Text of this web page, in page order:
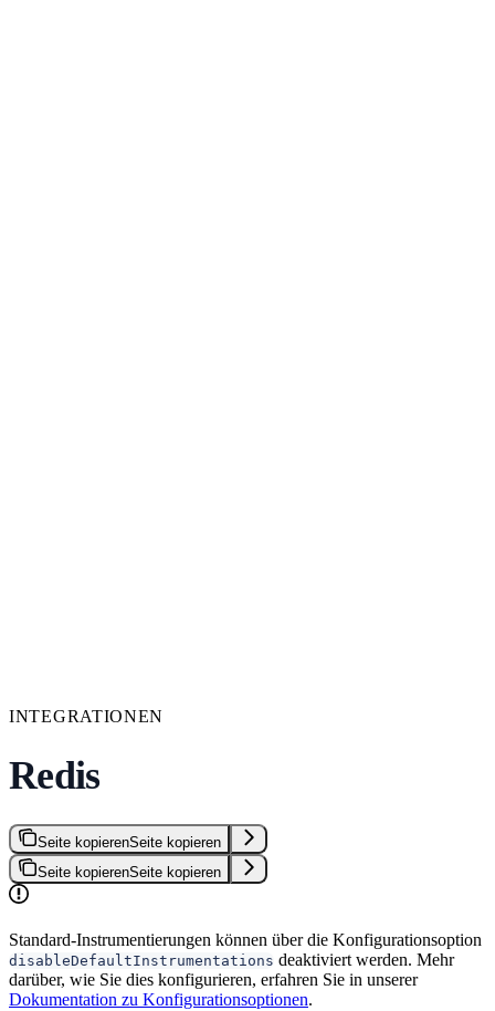
INTEGRATIONEN
Redis
Seite kopierenSeite kopieren
Seite kopierenSeite kopieren
Standard-Instrumentierungen können über die Konfigurationsoption
disableDefaultInstrumentations deaktiviert werden. Mehr
darüber, wie Sie dies konfigurieren, erfahren Sie in unserer
Dokumentation zu Konfigurationsoptionen.